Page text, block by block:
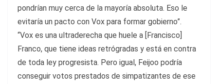
pondrían muy cerca de la mayoría absoluta. Eso le
evitaría un pacto con Vox para formar gobierno”.
“Vox es una ultraderecha que huele a [Francisco]
Franco, que tiene ideas retrógradas y está en contra
de toda ley progresista. Pero igual, Feijoo podría
conseguir votos prestados de simpatizantes de ese